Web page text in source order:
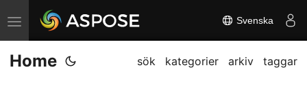
V
ä
x
Svenska
Home sök kategorier arkiv taggar